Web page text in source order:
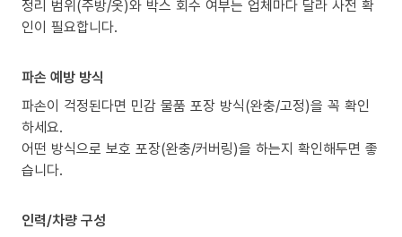
정리 범위(주방/옷)와 박스 회수 여부는 업체마다 달라 사전 확
인이 필요합니다.
파손 예방 방식
파손이 걱정된다면 민감 물품 포장 방식(완충/고정)을 꼭 확인
하세요.
어떤 방식으로 보호 포장(완충/커버링)을 하는지 확인해두면 좋
습니다.
인력/차량 구성